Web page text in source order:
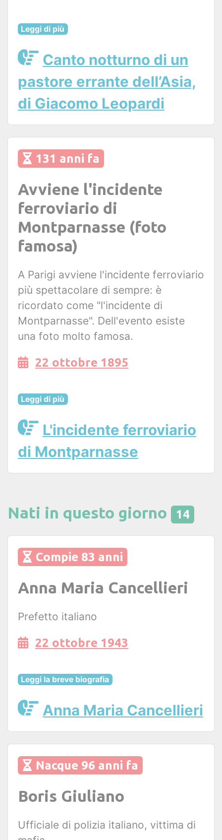
Leggi di più
Canto notturno di un
pastore errante dell’Asia,
di Giacomo Leopardi
131 anni fa
Avviene l'incidente
ferroviario di
Montparnasse (foto
famosa)
A Parigi avviene l'incidente ferroviario
più spettacolare di sempre: è
ricordato come "l'incidente di
Montparnasse". Dell'evento esiste
una foto molto famosa.
22 ottobre 1895
Leggi di più
L'incidente ferroviario
di Montparnasse
Nati in questo giorno 14
Compie 83 anni
Anna Maria Cancellieri
Prefetto italiano
22 ottobre 1943
Leggi la breve biografia
Anna Maria Cancellieri
Nacque 96 anni fa
Boris Giuliano
Ufficiale di polizia italiano, vittima di